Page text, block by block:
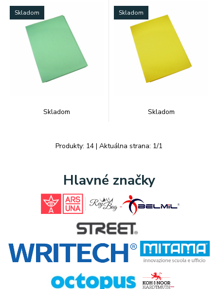
Skladom
Skladom
Skladom
Skladom
Produkty: 14 | Aktuálna strana: 1/1
Hlavné značky